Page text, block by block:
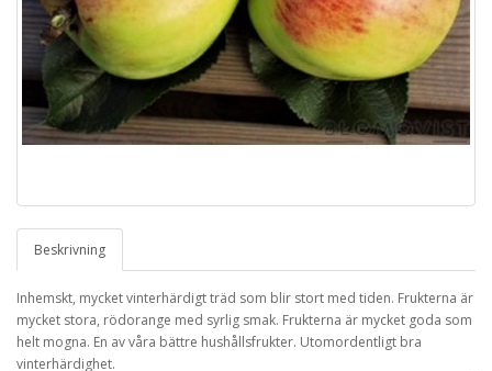
Beskrivning
Inhemskt, mycket vinterhärdigt träd som blir stort med tiden. Frukterna är
mycket stora, rödorange med syrlig smak. Frukterna är mycket goda som
helt mogna. En av våra bättre hushållsfrukter. Utomordentligt bra
vinterhärdighet.